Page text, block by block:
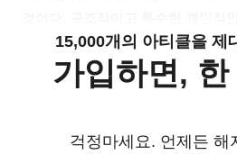
15,000개의 아티클을 제
가입하면,
걱정마세요. 언제든 해